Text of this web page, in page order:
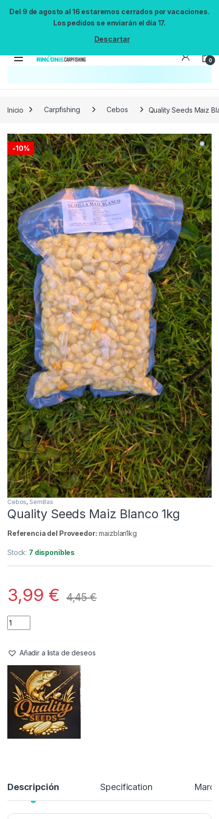
Del 9 de agosto al 16 estaremos cerrados por vacaciones.
Los pedidos se enviarán el día 17.
Descartar
0
No se pudo cargar el widget de búsqueda.
Inténtalo de nuevo.
Reintentar
Inicio Carpfishing Cebos Quality Seeds Maiz
-10%
Cebos
Quality Seeds Maiz Blanco 1kg
Referencia del Proveedor:
Stock: 7 disponibles
3,99€ 4,45